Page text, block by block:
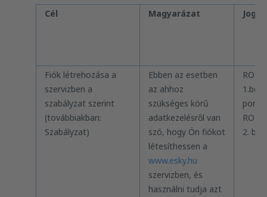
Cél
Magyarázat
Fiók létrehozása a
szervizben a
szabályzat szerint
(továbbiakban:
Szabályzat)
Ebben az esetben
az ahhoz
szükséges körű
adatkezelésről van
szó, hogy Ön fiókot
létesíthessen a
www.esky.hu
szervizben, és
használni tudja azt
pont,
2.